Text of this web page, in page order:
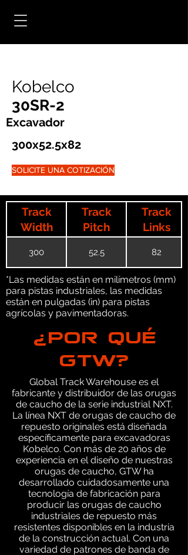
Kobelco
30SR-2
Excavador
300x52.5x82
SOLICITE UNA COTIZACIÓN
Track
Width
Track
Pitch
Track
Links
300 52.5 82
*Las medidas están en milímetros (mm)
para pistas industriales, las medidas
están en pulgadas (in) para pistas
agrícolas y pavimentadoras.
¿POR QUÉ
GTW?
Global Track Warehouse es el
fabricante y distribuidor de las orugas
de caucho de la serie industrial NXT.
La línea NXT de orugas de caucho de
repuesto originales está diseñada
específicamente para excavadoras
Kobelco. Con más de 20 años de
experiencia en el diseño de nuestras
orugas de caucho, GTW ha
desarrollado cuidadosamente una
tecnología de fabricación para
producir las orugas de caucho
industriales de repuesto más
resistentes disponibles en la industria
de la construcción actual. Con una
variedad de patrones de banda de